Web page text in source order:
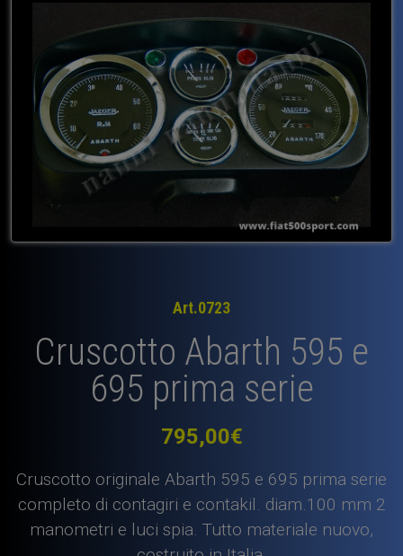
Art.0723
Cruscotto Abarth 595 e
695 prima serie
795,00€
Cruscotto originale Abarth 595 e 695 prima serie
completo di contagiri e contakil. diam.100 mm 2
manometri e luci spia. Tutto materiale nuovo,